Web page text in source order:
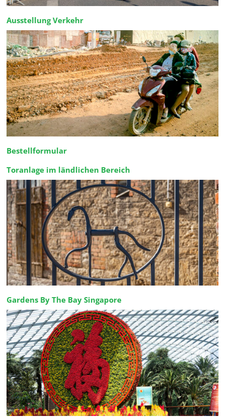
Ausstellung Verkehr
Bestellformular
Toranlage im ländlichen Bereich
Gardens By The Bay Singapore